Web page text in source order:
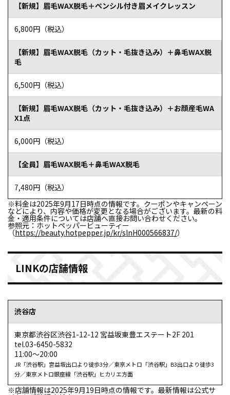
keisukeさん
眉毛サロンというものに初めて行ったので、右も左もわか
リラックスして施術を受けることができました。
元々、眉毛がぼやっとしてしまっていることに悩んでいたの
ですが、施術後鏡を見たら眉毛がキリッとしていて感動し
ました。 あまり細くはしたくないというこちらの要望も汲
んでくださって、ベストな状態にしてくださいました。 あ
りがとうございました。また、ぜひ伺いたいと思います。
【新規】眉毛WAX脱毛＋ペンシル付き眉メイクレッスン
6,800円（税込）
【新規】眉毛WAX脱毛（カット・毛抜き込み）＋鼻毛WAX脱
毛
6,500円（税込）
【新規】眉毛WAX脱毛（カット・毛抜き込み）＋お顔産毛WA
X1点
6,000円（税込）
【全員】眉毛WAX脱毛＋鼻毛WAX脱毛
7,480円（税込）
※料金は2025年9月17日時点の情報です。クーポンやキャンペーン
などにより、内容や価格が変更となる場合がございます。最新の料
金・適用条件については店舗へ直接お問い合わせください。
参照元：ホットペッパービューティー
（https://beauty.hotpepper.jp/kr/slnH000566837/）
LINKの店舗情報
渋谷店
東京都渋谷区渋谷1-12-12 宮益坂東豊エステート2F 201
tel.03-6450-5832
11:00～20:00
JR「渋谷駅」宮益坂出口より徒歩3分／東京メトロ「渋谷駅」B3出口より徒歩3
分／東京メトロ銀座線「渋谷駅」ヒカリエ方面
※店舗情報は2025年9月19日時点の情報です。最新情報は公式サ